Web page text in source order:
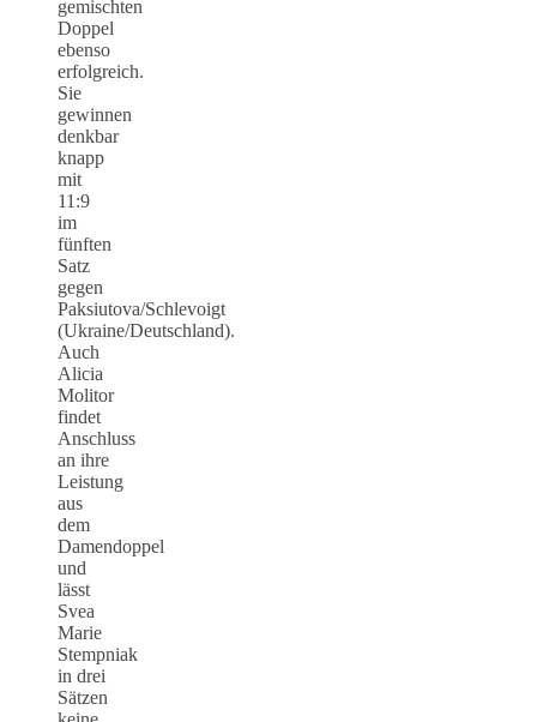
gemischten
Doppel
ebenso
erfolgreich.
Sie
gewinnen
denkbar
knapp
mit
11:9
im
fünften
Satz
gegen
Paksiutova/Schlevoigt
(Ukraine/Deutschland).
Auch
Alicia
Molitor
findet
Anschluss
an ihre
Leistung
aus
dem
Damendoppel
und
lässt
Svea
Marie
Stempniak
in drei
Sätzen